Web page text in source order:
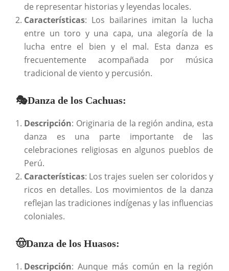
de representar historias y leyendas locales.
Características: Los bailarines imitan la lucha
entre un toro y una capa, una alegoría de la
lucha entre el bien y el mal. Esta danza es
frecuentemente acompañada por música
tradicional de viento y percusión.
🎭Danza de los Cachuas:
Descripción: Originaria de la región andina, esta
danza es una parte importante de las
celebraciones religiosas en algunos pueblos de
Perú.
Características: Los trajes suelen ser coloridos y
ricos en detalles. Los movimientos de la danza
reflejan las tradiciones indígenas y las influencias
coloniales.
🤠Danza de los Huasos:
Descripción: Aunque más común en la región